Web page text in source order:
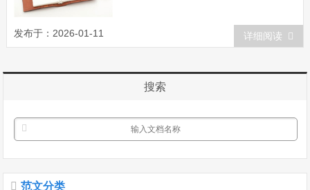
指导下，以邓小平理论和“三个代表”重要
思想为指导，全面开展合伙律师事务所规
中教育整顿活动成...
发布于：2026-01-11 详细阅读
搜索
范文分类